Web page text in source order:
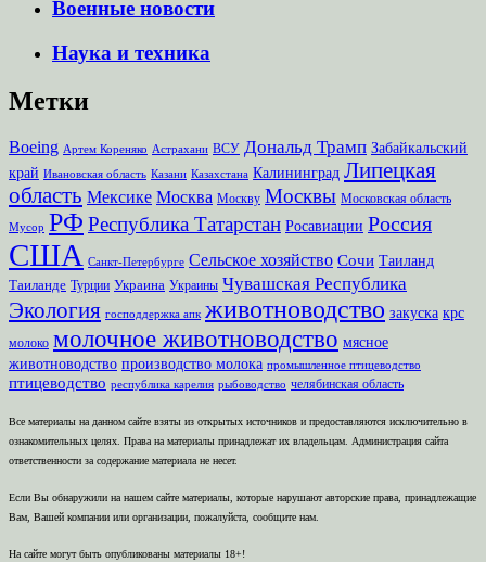
Военные новости
Наука и техника
Метки
Boeing Артем Кореняко Астрахани ВСУ Дональд Трамп Забайкальский
край Ивановская область Казани Казахстана Калининград Липецкая
область Мексике Москва Москву Москвы Московская область
Мусор РФ Республика Татарстан Росавиации Россия
США Санкт-Петербурге Сельское хозяйство Сочи Таиланд
Таиланде Турции Украина Украины Чувашская Республика
Экология господдержка апк животноводство закуска крс
молоко молочное животноводство мясное
животноводство производство молока промышленное птицеводство
птицеводство республика карелия рыбоводство челябинская область
Все материалы на данном сайте взяты из открытых источников и предоставляются исключительно в
ознакомительных целях. Права на материалы принадлежат их владельцам. Администрация сайта
ответственности за содержание материала не несет.
Если Вы обнаружили на нашем сайте материалы, которые нарушают авторские права, принадлежащие
Вам, Вашей компании или организации, пожалуйста, сообщите нам.
На сайте могут быть опубликованы материалы 18+!